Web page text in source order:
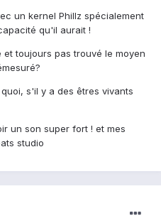
un kernel Phillz spécialement
qu'il aurait !
toujours pas trouvé le moyen
s'il y a des êtres vivants
un son super fort ! et mes
studio